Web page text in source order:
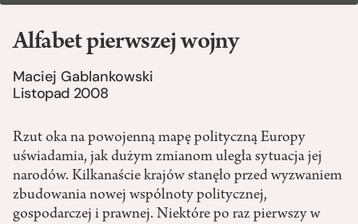
Alfabet pierwszej wojny
Maciej Gablankowski
Listopad 2008
Rzut oka na powojenną mapę polityczną Europy
uświadamia, jak dużym zmianom uległa sytuacja jej
narodów. Kilkanaście krajów stanęło przed wyzwaniem
zbudowania nowej wspólnoty politycznej,
gospodarczej i prawnej. Niektóre po raz pierwszy w